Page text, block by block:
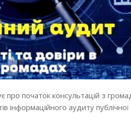
початок консультацій з
інформаційного аудиту публічної